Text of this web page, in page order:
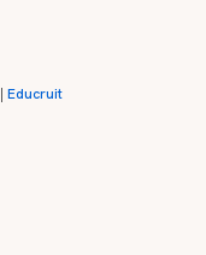
|Educruit